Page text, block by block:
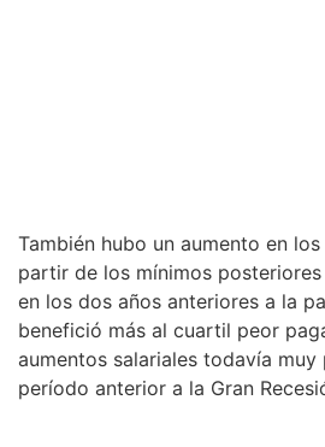
También hubo un aumento en
partir de los mínimos posteriores
en los dos años anteriores a la
benefició más al cuartil peor
aumentos salariales todavía
período anterior a la Gran